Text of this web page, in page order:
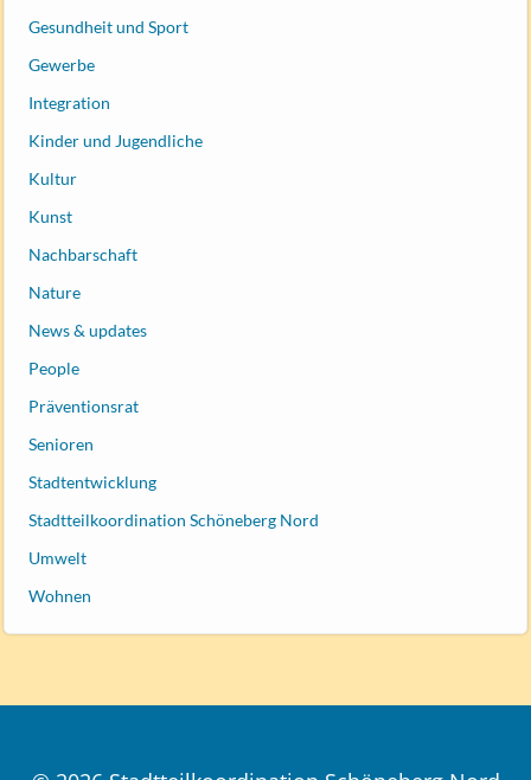
Gesundheit und Sport
Gewerbe
Integration
Kinder und Jugendliche
Kultur
Kunst
Nachbarschaft
Nature
News & updates
People
Präventionsrat
Senioren
Stadtentwicklung
Stadtteilkoordination Schöneberg Nord
Umwelt
Wohnen